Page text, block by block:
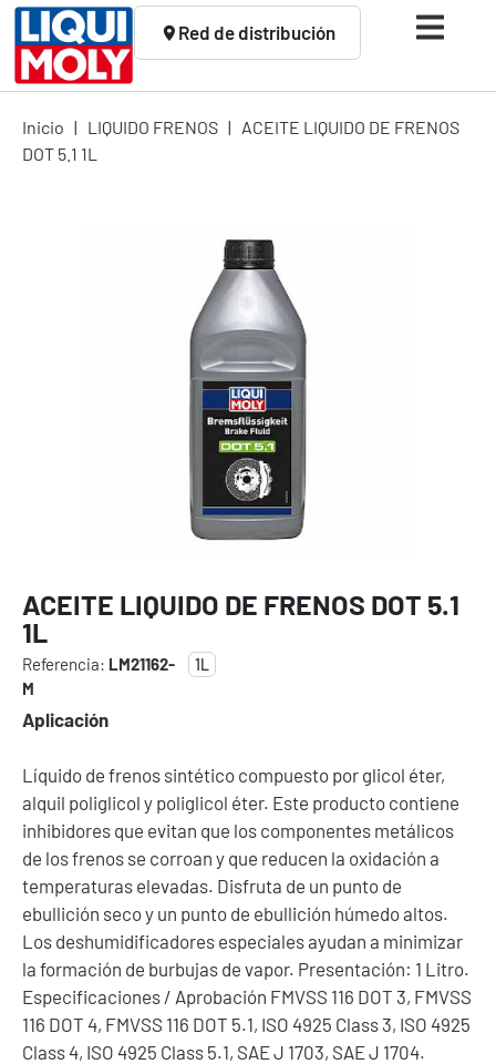
Red de distribución
Inicio | LIQUIDO FRENOS | ACEITE LIQUIDO DE FRENOS
DOT 5.1 1L
ACEITE LIQUIDO DE FRENOS DOT 5.1
1L
Referencia: LM21162-
M
1L
Aplicación
Líquido de frenos sintético compuesto por glicol éter,
alquil poliglicol y poliglicol éter. Este producto contiene
inhibidores que evitan que los componentes metálicos
de los frenos se corroan y que reducen la oxidación a
temperaturas elevadas. Disfruta de un punto de
ebullición seco y un punto de ebullición húmedo altos.
Los deshumidificadores especiales ayudan a minimizar
la formación de burbujas de vapor. Presentación: 1 Litro.
Especificaciones / Aprobación FMVSS 116 DOT 3, FMVSS
116 DOT 4, FMVSS 116 DOT 5.1, ISO 4925 Class 3, ISO 4925
Class 4, ISO 4925 Class 5.1, SAE J 1703, SAE J 1704.